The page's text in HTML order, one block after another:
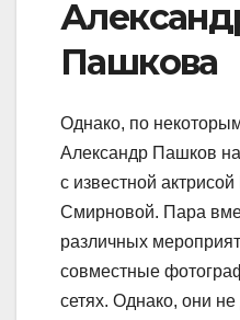
Пашкова
Однако, по
Александр Пашков
с известной
Смирновой. Пара
различных
совместные
сетях. Однако, они